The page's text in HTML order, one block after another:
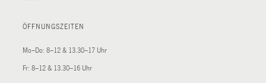
ÖFFNUNGSZEITEN
Mo–Do: 8–12 & 13.30–17 Uhr
Fr: 8–12 & 13.30–16 Uhr